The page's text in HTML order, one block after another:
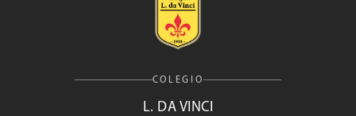
COLEGIO
L. DA VINCI